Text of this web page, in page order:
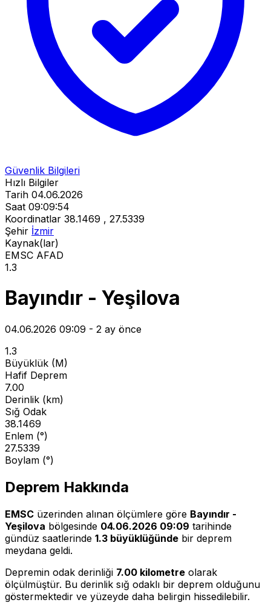
Güvenlik Bilgileri
Hızlı Bilgiler
Tarih 04.06.2026
Saat 09:09:54
Koordinatlar 38.1469 , 27.5339
Şehir İzmir
Kaynak(lar)
EMSC AFAD
1.3
Bayındır - Yeşilova
04.06.2026 09:09 - 2 ay önce
1.3
Büyüklük (M)
Hafif Deprem
7.00
Derinlik (km)
Sığ Odak
38.1469
Enlem (°)
27.5339
Boylam (°)
Deprem Hakkında
EMSC üzerinden alınan ölçümlere göre Bayındır -
Yeşilova bölgesinde 04.06.2026 09:09 tarihinde
gündüz saatlerinde 1.3 büyüklüğünde bir deprem
meydana geldi.
Depremin odak derinliği 7.00 kilometre olarak
ölçülmüştür. Bu derinlik sığ odaklı bir deprem olduğunu
göstermektedir ve yüzeyde daha belirgin hissedilebilir.